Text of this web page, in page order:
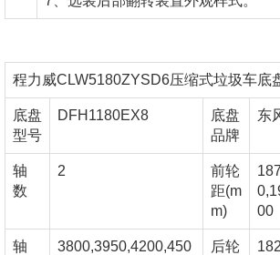
程力威CLW5180ZYSD6压缩式垃圾车底
底盘
型号
DFH1180EX8
底盘
品牌
东
轴
数
2
前轮
距(m
m)
00
轴
3800,3950,4200,450
后轮